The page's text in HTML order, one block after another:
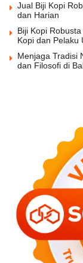
Jual Biji Kopi
dan Harian
Biji Kopi
Kopi dan Pelaku
Menjaga Tradisi
dan Filosofi di